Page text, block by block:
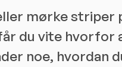
mørke striper
du vite hvorfor
noe, hvordan